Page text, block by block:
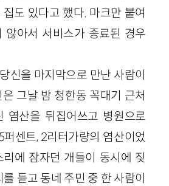
도 있다고 했다. 마크만 붙여
않아서 서비스가 종료된 경우
신을 마지막으로 만난 사람이
그날 밤 청한동 꼭대기 근처
염산을 뒤집어쓰고 병원으로
센트, 2리터가량의 염산이었
에 잠자던 개들이 동시에 짖
듣고 동네 주민 중 한 사람이